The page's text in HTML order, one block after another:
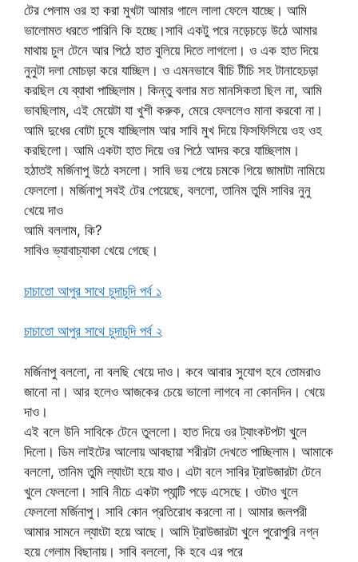
টের পেলাম ওর হা করা মুখটা আমার গালে লালা ফেলে যাচ্ছে। আমি
ভালোমত ধরতে পারিনি কি হচ্ছে।সাবি একটু পরে নড়েচড়ে উঠে আমার
মাথায় চুল টেনে আর পিঠে হাত বুলিয়ে দিতে লাগলো। ও এক হাত দিয়ে
নুনুটা দলা মোচড়া করে যাচ্ছিল। ও এমনভাবে বীচি টীচি সহ টানাহেচড়া
করছিল যে ব্যাথা পাচ্ছিলাম। কিন্তু বলার মত মানসিকতা ছিল না, আমি
ভাবছিলাম, এই মেয়েটা যা খুশী করুক, মেরে ফেললেও মানা করবো না।
আমি দুধের বোটা চুষে যাচ্ছিলাম আর সাবি মুখ দিয়ে ফিসফিসিয়ে ওহ ওহ
করছিলো। আমি একটা হাত দিয়ে ওর পিঠে আদর করে যাচ্ছিলাম।
হঠাতই মর্জিনাপু উঠে বসলো। সাবি ভয় পেয়ে চমকে গিয়ে জামাটা নামিয়ে
ফেললো। মর্জিনাপু সবই টের পেয়েছে, বললো, তানিম তুমি সাবির নুনু
খেয়ে দাও
আমি বললাম, কি?
সাবিও ভ্যাবাচ্যাকা খেয়ে গেছে।
চাচাতো আপুর সাথে চুদাচুদি পর্ব ১
চাচাতো আপুর সাথে চুদাচুদি পর্ব ২
মর্জিনাপু বললো, না বলছি খেয়ে দাও। কবে আবার সুযোগ হবে তোমরাও
জানো না। আর হলেও আজকের চেয়ে ভালো লাগবে না কোনদিন। খেয়ে
দাও।
এই বলে উনি সাবিকে টেনে তুললো। হাত দিয়ে ওর ট্যাংকটপটা খুলে
দিলো। ডিম লাইটের আলোয় আবছায়া শরীরটা দেখতে পাচ্ছিলাম। আমাকে
বললো, তানিম তুমি ল্যাংটা হয়ে যাও। এটা বলে সাবির ট্রাউজারটা টেনে
খুলে ফেললো। সাবি নীচে একটা প্যান্টি পড়ে এসেছে। ওটাও খুলে
ফেললো মর্জিনাপু। সাবি কোন প্রতিরোধ করলো না। আমার জলপরী
আমার সামনে ল্যাংটা হয়ে আছে। আমি ট্রাউজারটা খুলে পুরোপুরি নগ্ন
হয়ে গেলাম বিছানায়। সাবি বললো, কি হবে এর পরে